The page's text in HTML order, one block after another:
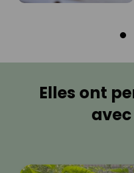
Elles ont
avec